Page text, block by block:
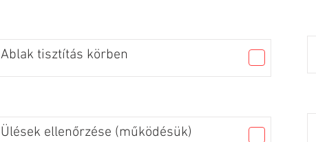
Ablak tisztítás körben
Ülések ellenőrzése (működésük)